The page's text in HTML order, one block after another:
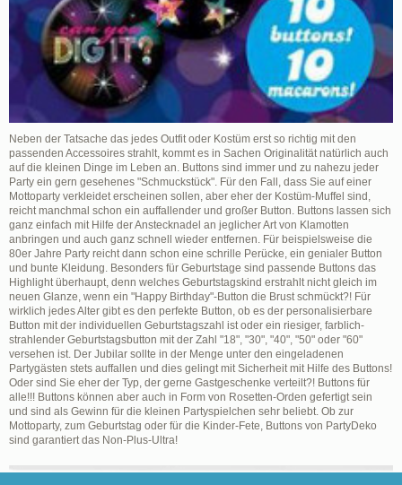
Neben der Tatsache das jedes Outfit oder Kostüm erst so richtig mit den
passenden Accessoires strahlt, kommt es in Sachen Originalität natürlich auch
auf die kleinen Dinge im Leben an. Buttons sind immer und zu nahezu jeder
Party ein gern gesehenes "Schmuckstück". Für den Fall, dass Sie auf einer
Mottoparty verkleidet erscheinen sollen, aber eher der Kostüm-Muffel sind,
reicht manchmal schon ein auffallender und großer Button. Buttons lassen sich
ganz einfach mit Hilfe der Anstecknadel an jeglicher Art von Klamotten
anbringen und auch ganz schnell wieder entfernen. Für beispielsweise die
80er Jahre Party reicht dann schon eine schrille Perücke, ein genialer Button
und bunte Kleidung. Besonders für Geburtstage sind passende Buttons das
Highlight überhaupt, denn welches Geburtstagskind erstrahlt nicht gleich im
neuen Glanze, wenn ein "Happy Birthday"-Button die Brust schmückt?! Für
wirklich jedes Alter gibt es den perfekte Button, ob es der personalisierbare
Button mit der individuellen Geburtstagszahl ist oder ein riesiger, farblich-
strahlender Geburtstagsbutton mit der Zahl "18", "30", "40", "50" oder "60"
versehen ist. Der Jubilar sollte in der Menge unter den eingeladenen
Partygästen stets auffallen und dies gelingt mit Sicherheit mit Hilfe des Buttons!
Oder sind Sie eher der Typ, der gerne Gastgeschenke verteilt?! Buttons für
alle!!! Buttons können aber auch in Form von Rosetten-Orden gefertigt sein
und sind als Gewinn für die kleinen Partyspielchen sehr beliebt. Ob zur
Mottoparty, zum Geburtstag oder für die Kinder-Fete, Buttons von PartyDeko
sind garantiert das Non-Plus-Ultra!